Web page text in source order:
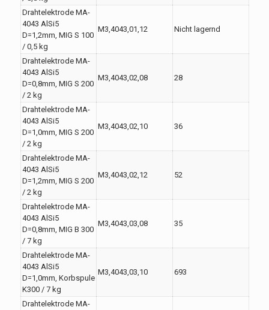
Drahtelektrode MA-
4043 AlSi5
D=1,2mm, MIG S 100
/ 0,5 kg
M3,4043,01,12 Nicht lagernd
Drahtelektrode MA-
4043 AlSi5
D=0,8mm, MIG S 200
/ 2 kg
M3,4043,02,08 28
Drahtelektrode MA-
4043 AlSi5
D=1,0mm, MIG S 200
/ 2 kg
M3,4043,02,10 36
Drahtelektrode MA-
4043 AlSi5
D=1,2mm, MIG S 200
/ 2 kg
M3,4043,02,12 52
Drahtelektrode MA-
4043 AlSi5
D=0,8mm, MIG B 300
/ 7 kg
M3,4043,03,08 35
Drahtelektrode MA-
4043 AlSi5
D=1,0mm, Korbspule
K300 / 7 kg
M3,4043,03,10 693
Drahtelektrode MA-